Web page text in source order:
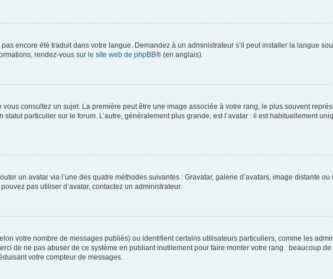
encore été traduit dans votre langue. Demandez à un administrateur s’il peut installer la langue
rendez-vous sur le site web de phpBB® (en anglais).
consultez un sujet. La première peut être une image associée à votre rang, le plus souvent
particulier sur le forum. L’autre, généralement plus grande, est l’avatar : il est habituellement
un avatar via l’une des quatre méthodes suivantes : Gravatar, galerie d’avatars, image distante
pas utiliser d’avatar, contactez un administrateur.
votre nombre de messages publiés) ou identifient certains utilisateurs particuliers, comme les
de ne pas abuser de ce système en publiant inutilement pour faire monter votre rang : beaucoup
votre compteur de messages.